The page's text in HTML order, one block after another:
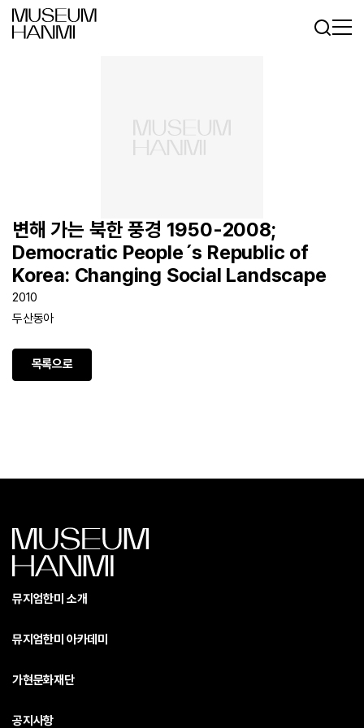
변해 가는 북한 풍경 1950-2008;
Democratic People´s Republic of
Korea: Changing Social Landscape
2010
두산동아
목록으로
뮤지엄한미 소개
뮤지엄한미 아카데미
가현문화재단
공지사항